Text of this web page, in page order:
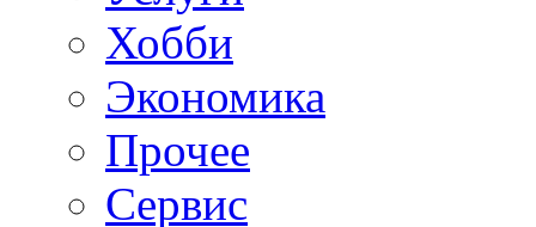
Хобби
Экономика
Прочее
Сервис